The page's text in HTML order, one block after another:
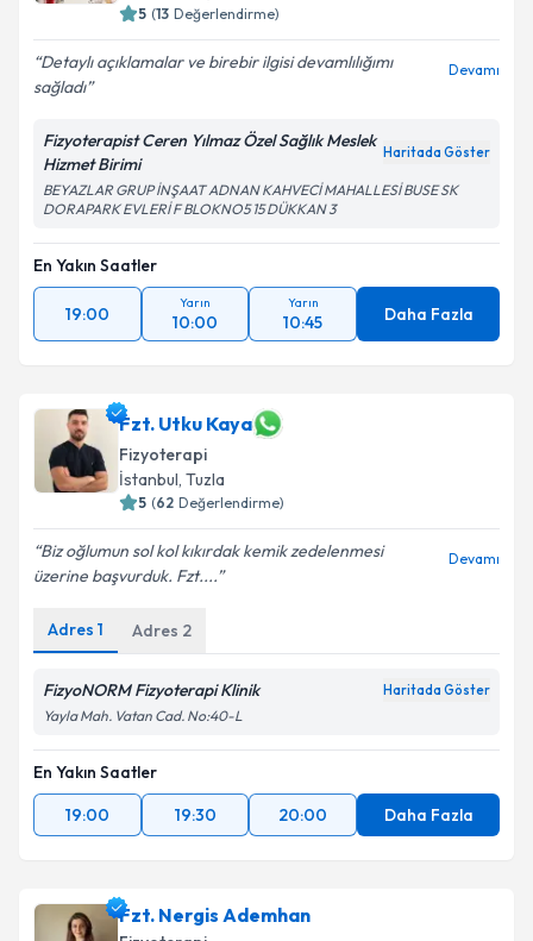
5 (13 Değerlendirme)
Detaylı açıklamalar ve birebir ilgisi devamlılığımı
sağladı
Devamı
Fizyoterapist Ceren Yılmaz Özel Sağlık Meslek
Hizmet Birimi
Haritada Göster
BEYAZLAR GRUP İNŞAAT ADNAN KAHVECİ MAHALLESİ BUSE SK
DORAPARK EVLERİ F BLOKNO5 15 DÜKKAN 3
En Yakın Saatler
19:00
Yarın
10:00
Yarın
10:45 Daha Fazla
Fzt. Utku Kaya
Fizyoterapi
İstanbul, Tuzla
5 (62 Değerlendirme)
Biz oğlumun sol kol kıkırdak kemik zedelenmesi
üzerine başvurduk. Fzt....
Devamı
Adres 1 Adres 2
FizyoNORM Fizyoterapi Klinik Haritada Göster
Yayla Mah. Vatan Cad. No:40-L
En Yakın Saatler
19:00
19:30 20:00 Daha Fazla
Fzt. Nergis Ademhan